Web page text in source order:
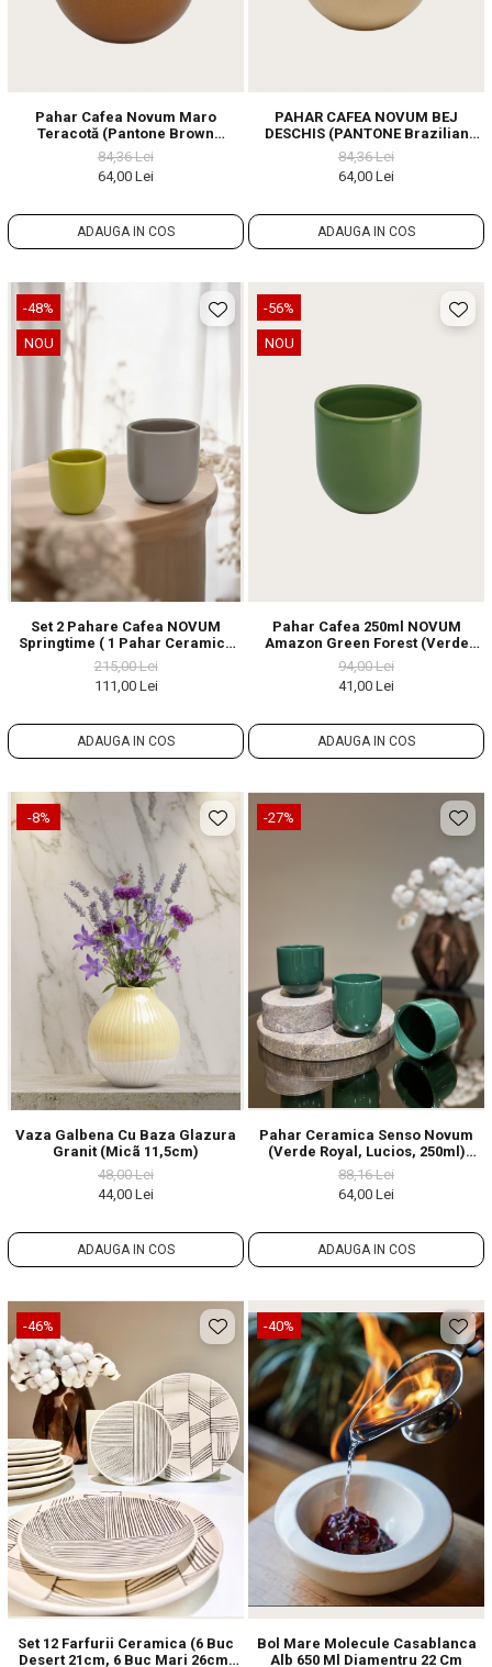
Pahar Cafea Novum Maro
Teracotă (Pantone Brown
Leather, 250ml) Gresie Glazuratã
Manual
84,36 Lei
64,00 Lei
ADAUGA IN COS
PAHAR CAFEA NOVUM BEJ
DESCHIS (PANTONE Brazilian
Sand, 250ML) GRESIE GLAZURATÃ
MANUAL
84,36 Lei
64,00 Lei
ADAUGA IN COS
-48%
NOU
Set 2 Pahare Cafea NOVUM
Springtime ( 1 Pahar Ceramicã
250ml Gri+Olive MAT, 1 Pahar
Ceramicã 80ml Galben+Verde
Mat) Glazurat Manual
215,00 Lei
111,00 Lei
ADAUGA IN COS
-56%
NOU
Pahar Cafea 250ml NOVUM
Amazon Green Forest (Verde
Închis) Gresie Ceramică
Glazurată Manual
94,00 Lei
41,00 Lei
ADAUGA IN COS
-8%
Vaza Galbena Cu Baza Glazura
Granit (micã 11,5cm)
48,00 Lei
44,00 Lei
ADAUGA IN COS
-27%
Pahar Ceramica Senso Novum
(Verde Royal, Lucios, 250ml)
Gresie Glazuratã Manual
88,16 Lei
64,00 Lei
ADAUGA IN COS
-46%
Set 12 Farfurii Ceramica (6 Buc
Desert 21cm, 6 Buc Mari 26cm)
-40%
Bol Mare Molecule Casablanca
Alb 650 Ml Diamentru 22 Cm